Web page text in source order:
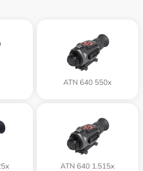
ATN 640 550x
ATN 640 1.515x